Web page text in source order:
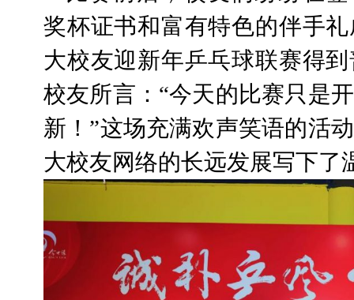
奖杯证书和富有特色的伴手
大校友迎新年乒乓球联赛得
校友所言：“今天的比赛只是
新！”这场充满欢声笑语的活
大校友网络的长远发展写下了